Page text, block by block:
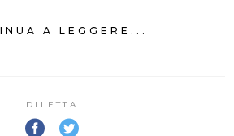
A LEGGERE...
DILETTA